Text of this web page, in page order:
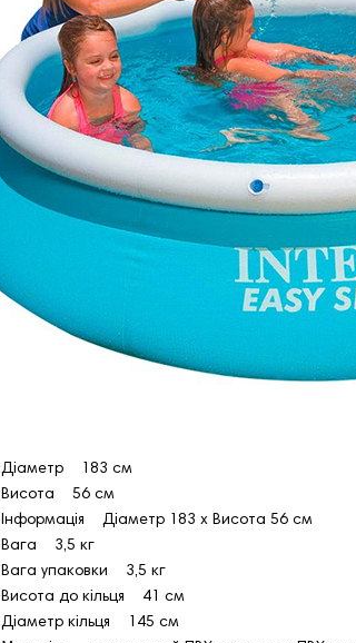
Діаметр 183 см
Висота 56 см
Інформація Діаметр 183 x Висота 56 см
Вага 3,5 кг
Вага упаковки 3,5 кг
Висота до кільця 41 см
Діаметр кільця 145 см